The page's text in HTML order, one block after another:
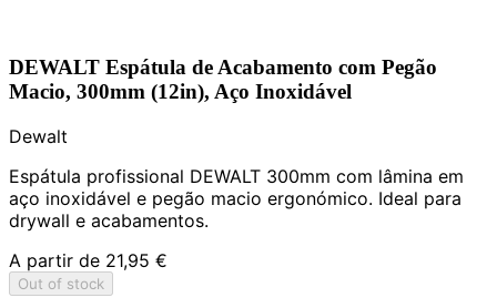
DEWALT Espátula de Acabamento com Pegão
Macio, 300mm (12in), Aço Inoxidável
Dewalt
Espátula profissional DEWALT 300mm com lâmina em
aço inoxidável e pegão macio ergonómico. Ideal para
drywall e acabamentos.
A partir de 21,95 €
Out of stock